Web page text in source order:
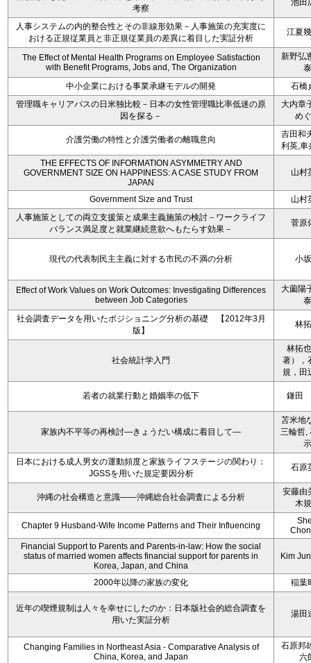
考察
池田
人事システムの内的整合性とその非線形効果－人事施策の充実度に
おける正規従業員と非正規従業員の差異に着目した実証分析
江夏
The Effect of Mental Health Programs on Employee Satisfaction
with Benefit Programs, Jobs and, The Organization
新野弘
泰
中小企業における事業承継モデルの開発
石橋
管理職キャリアパスの日米独比較－日本の女性管理職比率低迷の原
因を探る－
大内章
め
介護労働の特性と介護労働者の離職意向
吉田和
利英,車
THE EFFECTS OF INFORMATION ASYMMETRY AND
GOVERNMENT SIZE ON HAPPINESS: A CASE STUDY FROM
JAPAN
山村
Government Size and Trust
山村
人事施策としての両立支援策と成果主義施策の検討－ワークライフ
バランス満足度と就業継続意欲へもたらす効果－
菅原
現代の代表制民主主義に対する市民の不満の分析 小
Effect of Work Values on Work Outcomes: Investigating Differences
between Job Categories
大薗陽
泰
社会調査データを用いたポジショニング分析の基礎 【2012年3月
版】
林
社会統計学入門
林拓
著），
規，田
若者の就業行動と婚姻率の低下 鎌田
家族内不平等の再検討―きょうだい構成に着目して―
苫米地
三輪哲,
示
日本における成人男女の運動頻度と家族ライフステージの関わり：
JGSSを用いた規定要因分析
石原
沖縄の社会構造と意識――沖縄総合社会調査による分析
安藤由
木
Chapter 9 Husband-Wife Income Patterns and Their Influencing
Financial Support to Parents and Parents-in-law: How the social
status of married women affects financial support for parents in
Korea, Japan, and China
Kim
2000年以降の家族の変化 稲葉
近年の喫煙規制は人々を幸せにしたのか：日本版社会的総合調査を
用いた実証分析
湯田
Changing Families in Northeast Asia - Comparative Analysis of
China, Korea, and Japan
石原邦
六